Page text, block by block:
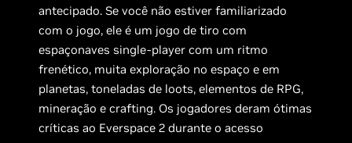
antecipado. Se você não estiver familiarizado
com o jogo, ele é um jogo de tiro com
espaçonaves single-player com um ritmo
frenético, muita exploração no espaço e em
planetas, toneladas de loots, elementos de RPG,
mineração e crafting. Os jogadores deram ótimas
críticas ao Everspace 2 durante o acesso